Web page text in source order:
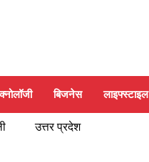
बिजनेस लाइफ्स्टाइल
उत्तर प्रदेश